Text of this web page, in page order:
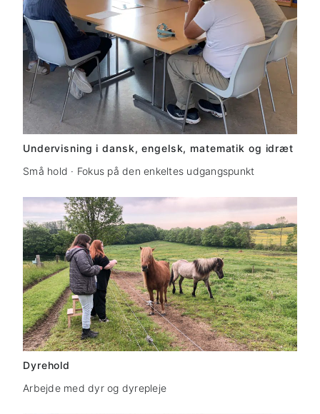
Undervisning i dansk, engelsk, matematik og idræt
Små hold · Fokus på den enkeltes udgangspunkt
Dyrehold
Arbejde med dyr og dyrepleje